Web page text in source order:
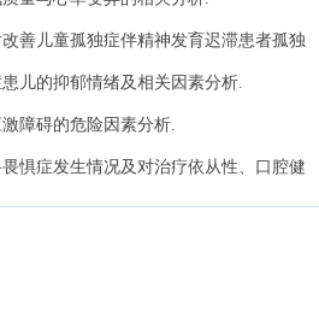
善儿童孤独症伴精神发育迟滞患者孤独
值.
儿的抑郁情绪及相关因素分析.
障碍的危险因素分析.
惧症发生情况及对治疗依从性、口腔健